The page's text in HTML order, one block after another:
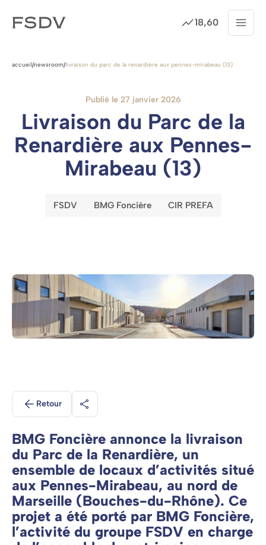
au
18,60
Cotation Menu
accueil/newsroom/livraison du parc de la renardière aux pennes-mirabeau (13)
Publié le 27 janvier 2026
Livraison du Parc de la
Renardière aux Pennes-
Mirabeau (13)
FSDV BMG Foncière CIR PREFA
Retour Partager
BMG Foncière annonce la livraison
du Parc de la Renardière, un
ensemble de locaux d’activités situé
aux Pennes-Mirabeau, au nord de
Marseille (Bouches-du-Rhône). Ce
projet a été porté par BMG Foncière,
l’activité du groupe FSDV en charge